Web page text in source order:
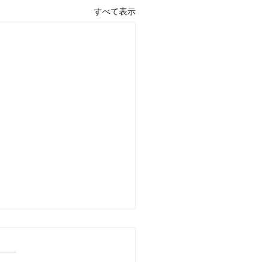
すべて表示